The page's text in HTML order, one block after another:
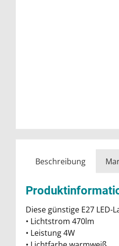
Beschreibung
Diese günstige E27
• Lichtstrom 470lm
• Leistung 4W